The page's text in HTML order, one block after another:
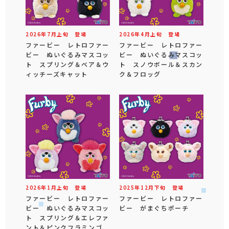
2026年 7 月 上旬 登場
ファービー レトロファー
ビー ぬいぐるみマスコッ
ト スプリング＆ベア＆ウ
ィッチーズキャット
2026年4 月 上旬 登場
ファービー レトロファー
ビー ぬいぐるみマスコッ
ト スノウボール＆スカン
ク＆フロッグ
2026年 1 月 上旬 登場
ファービー レトロファー
ビー ぬいぐるみマスコッ
ト スプリング＆エレファ
2025年 12 月 下旬 登場
ファービー レトロファー
ビー がまぐちポーチ